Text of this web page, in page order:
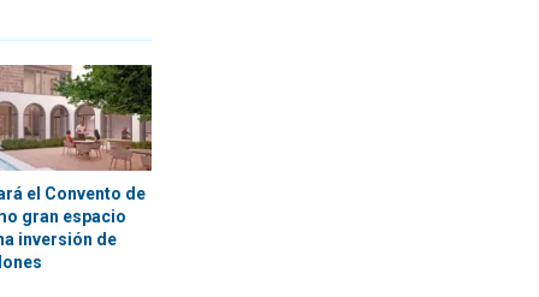
el Convento de
gran espacio
inversión de